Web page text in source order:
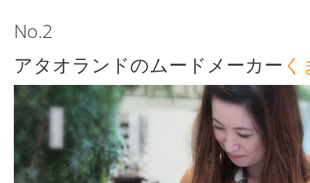
No.2
アタオランドのムードメーカー く